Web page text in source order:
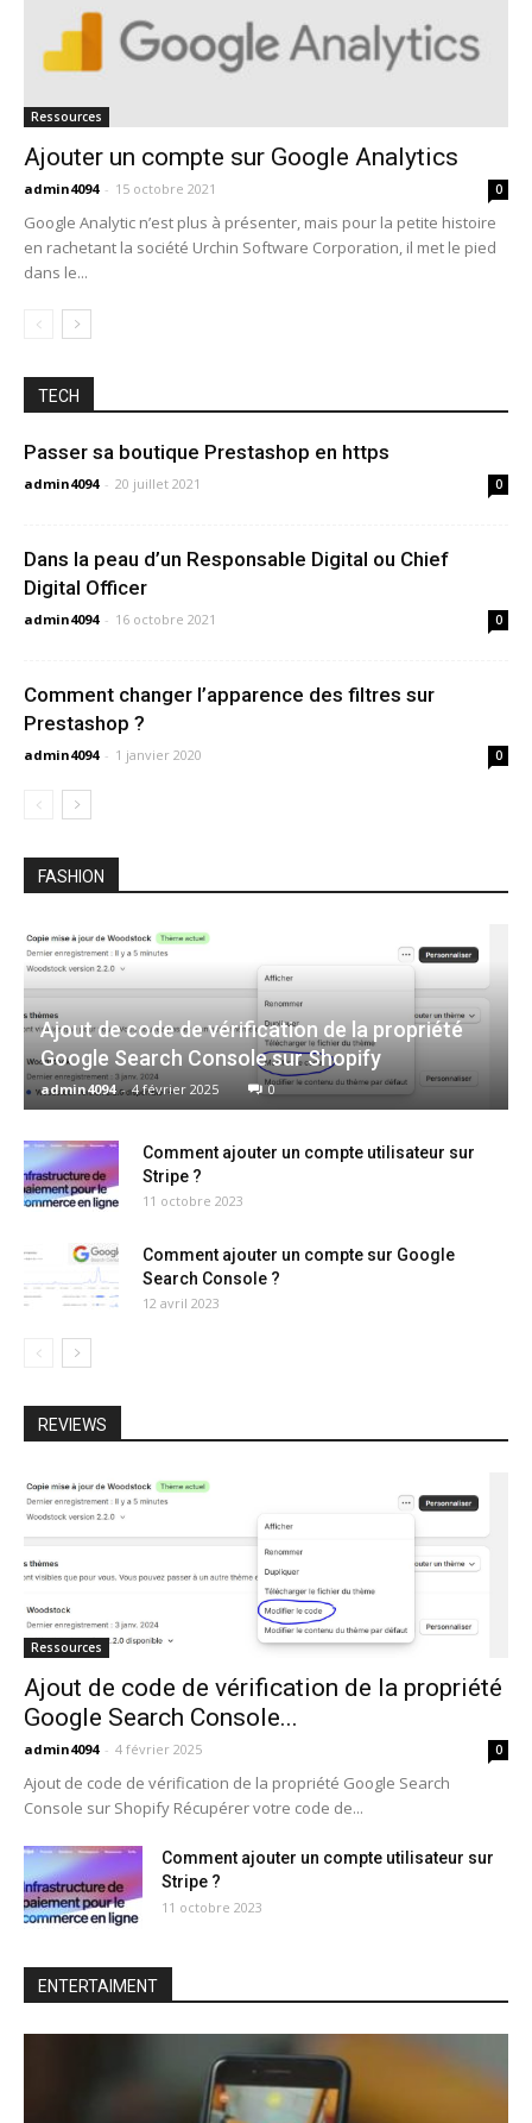
Ressources
Ajouter un compte sur Google Analytics
admin4094 - 15 octobre 2021 0
Google Analytic n’est plus à présenter, mais pour la petite histoire
en rachetant la société Urchin Software Corporation, il met le pied
dans le...
TECH
Passer sa boutique Prestashop en https
admin4094 - 20 juillet 2021 0
Dans la peau d’un Responsable Digital ou Chief
Digital Officer
admin4094 - 16 octobre 2021 0
Comment changer l’apparence des filtres sur
Prestashop ?
admin4094 - 1 janvier 2020 0
FASHION
Ajout de code de vérification de la propriété
Google Search Console sur Shopify
admin4094 - 4 février 2025 0
Comment ajouter un compte utilisateur sur
Stripe ?
11 octobre 2023
Comment ajouter un compte sur Google
Search Console ?
12 avril 2023
REVIEWS
Ressources
Ajout de code de vérification de la propriété
Google Search Console...
admin4094 - 4 février 2025 0
Ajout de code de vérification de la propriété Google Search
Console sur Shopify Récupérer votre code de...
Comment ajouter un compte utilisateur sur
Stripe ?
11 octobre 2023
ENTERTAIMENT